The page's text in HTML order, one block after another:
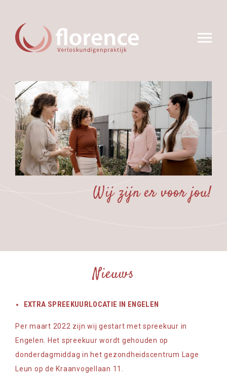
Wij zijn er voor jou!
Nieuws
EXTRA SPREEKUURLOCATIE IN ENGELEN
Per maart 2022 zijn wij gestart met spreekuur in
Engelen. Het spreekuur wordt gehouden op
donderdagmiddag in het gezondheidscentrum Lage
Leun op de Kraanvogellaan 11.